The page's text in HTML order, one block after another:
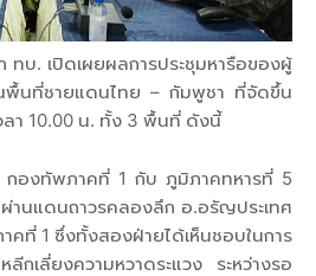
บ. เปิดเผยผลการประชุมหารือของผู้
พื้นที่ชายแดนไทย – กัมพูชา ที่จัดขึ้น
ลา 10.00 น. ทั้ง 3 พื้นที่ ดังนี้
กองทัพภาคที่ 1 กับ ภูมิภาคทหารที่ 5
านแดนถาวรคลองลึก อ.อรัญประเทศ
คที่ 1 ซึ่งทั้งสองฝ่ายได้เห็นชอบในการ
ลีกเลี่ยงความหวาดระแวง ระหว่างรอ